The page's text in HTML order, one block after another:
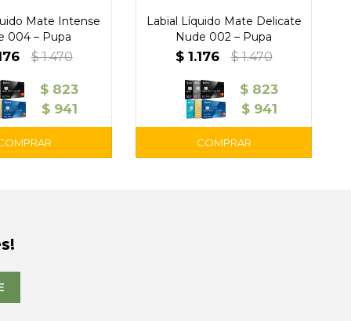
Mate Intense
004 – Pupa
$ 1.470
$ 823
$ 941
Labial Líquido Mate Delicate
Nude 002 – Pupa
$ 1.176 $ 1.470
$ 823
$ 941